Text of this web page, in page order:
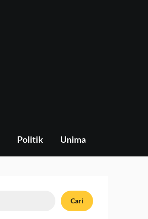
Politik Unima